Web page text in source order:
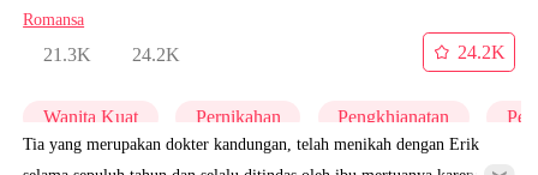
Romansa
21.3K 24.2K
24.2K
Wanita Kuat Pernikahan Pengkhianatan
Tia yang merupakan dokter kandungan, telah menikah dengan Erik